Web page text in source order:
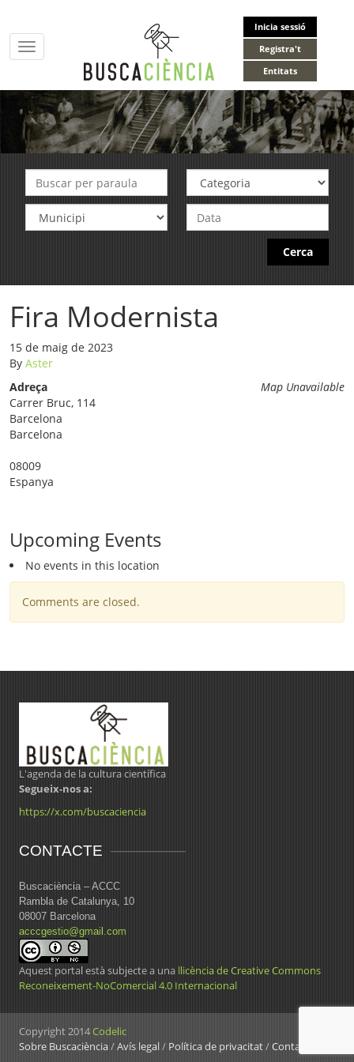
Inicia sessió
Registra't
Entitats
Toggle
navigation
Cerca
Fira Modernista
15 de maig de 2023
By Aster
Map Unavailable
Adreça
Carrer Bruc, 114
Barcelona
Barcelona
08009
Espanya
Upcoming Events
No events in this location
Comments are closed.
L'agenda de la cultura científica
Segueix-nos a:
https://x.com/buscaciencia
CONTACTE
Buscaciència – ACCC
Rambla de Catalunya, 10
08007 Barcelona
acccgestio@gmail.com
Aquest portal està subjecte a una llicència de Creative Commons
Reconeixement-NoComercial 4.0 Internacional
Copyright 2014Codelic
Sobre Buscaciència/Avís legal/ Política de privacitat/Contacte